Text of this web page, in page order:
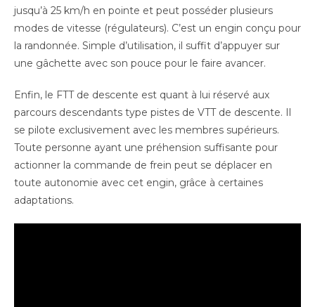
jusqu’à 25 km/h en pointe et peut posséder plusieurs
modes de vitesse (régulateurs). C’est un engin conçu pour
la randonnée. Simple d’utilisation, il suffit d’appuyer sur
une gâchette avec son pouce pour le faire avancer.
Enfin, le FTT de descente est quant à lui réservé aux
parcours descendants type pistes de VTT de descente. Il
se pilote exclusivement avec les membres supérieurs.
Toute personne ayant une préhension suffisante pour
actionner la commande de frein peut se déplacer en
toute autonomie avec cet engin, grâce à certaines
adaptations.